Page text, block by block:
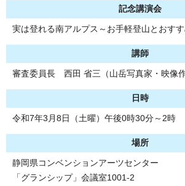
記念講演会
実は登れる南アルプス～お手軽登山とおす
講師
審査委員長 西田 省三（山岳写真家・映像作
日時
令和7年3月8日（土曜）午後0時30分～2時
場所
静岡県コンベンションアーツセンター
「グランシップ」会議室1001-2